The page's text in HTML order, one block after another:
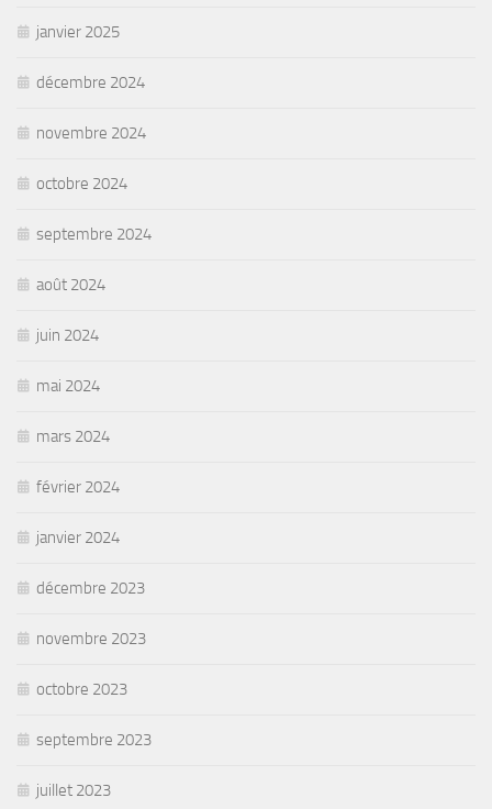
janvier 2025
décembre 2024
novembre 2024
octobre 2024
septembre 2024
août 2024
juin 2024
mai 2024
mars 2024
février 2024
janvier 2024
décembre 2023
novembre 2023
octobre 2023
septembre 2023
juillet 2023